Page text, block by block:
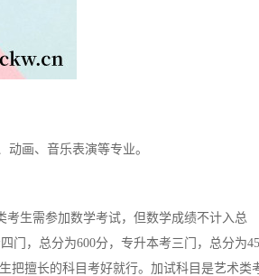
画、音乐表演等专业。
生需参加数学考试，但数学成绩不计入总
门，总分为600分，专升本考三门，总分为
把擅长的科目考好就行。加试科目是艺术类